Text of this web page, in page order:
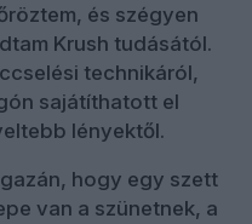
és szégyen
Krush tudásától.
technikáról,
sajátíthatott el
lényektől.
hogy egy szett
van a szünetnek, a